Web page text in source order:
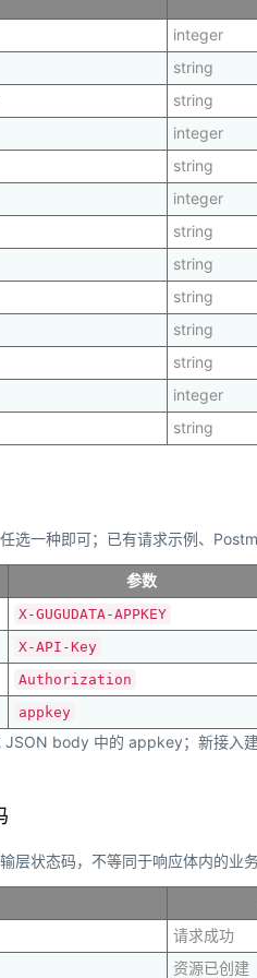
integer
string
string
integer
string
integer
string
string
string
string
string
integer
string
选一种即可；已有请求示例、
参数
X-GUGUDATA-APPKEY
X-API-Key
Authorization
appkey
body 中的 appkey；新接入
层状态码，不等同于响应体内的
请求成功
资源已创建